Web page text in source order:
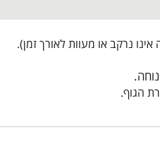
נרקב או מעוות לאורך זמן).
הגוף.